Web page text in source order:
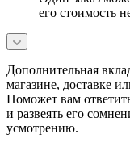
его стоимость
Дополнительная
магазине, доставке
Поможет вам
и развеять его
усмотрению.